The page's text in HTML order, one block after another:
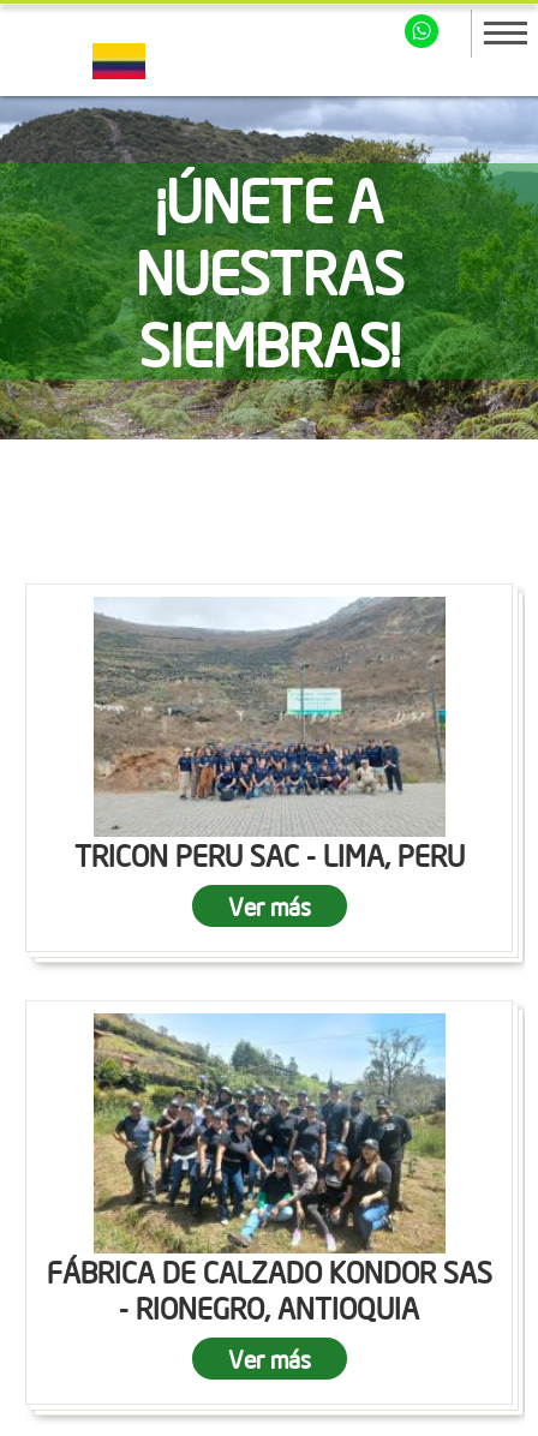
¡ÚNETE A
NUESTRAS
SIEMBRAS!
TRICON PERU SAC - LIMA, PERU
Ver más
FÁBRICA DE CALZADO KONDOR SAS
- RIONEGRO, ANTIOQUIA
Ver más